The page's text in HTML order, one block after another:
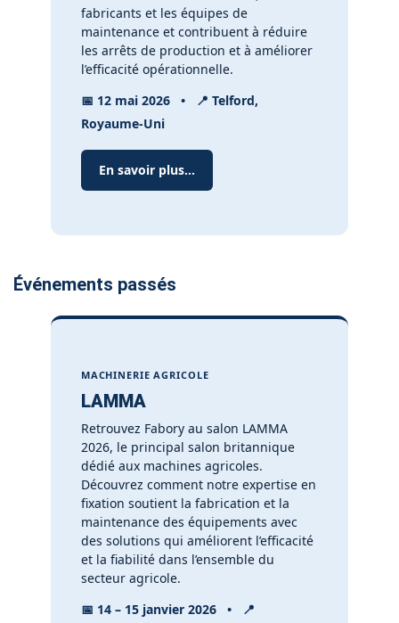
fabricants et les équipes de
maintenance et contribuent à réduire
les arrêts de production et à améliorer
l’efficacité opérationnelle.
📅 12 mai 2026 • 📍 Telford,
Royaume-Uni
En savoir plus...
Événements passés
MACHINERIE AGRICOLE
LAMMA
Retrouvez Fabory au salon LAMMA
2026, le principal salon britannique
dédié aux machines agricoles.
Découvrez comment notre expertise en
fixation soutient la fabrication et la
maintenance des équipements avec
des solutions qui améliorent l’efficacité
et la fiabilité dans l’ensemble du
secteur agricole.
📅 14 – 15 janvier 2026 •
📍